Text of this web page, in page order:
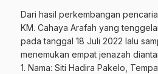
Dari hasil perkembangan
KM. Cahaya Arafah yang
pada tanggal 18 Juli 2022 lalu
menemukan empat jenazah
1. Nama: Siti Hadira Pakelo,